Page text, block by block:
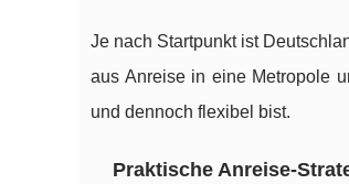
Je nach Startpunkt ist
aus Anreise in eine Metropole
und dennoch flexibel bist.
Praktische Anreise-